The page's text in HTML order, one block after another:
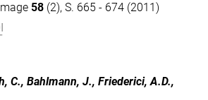
58 (2), S. 665 - 674 (2011)
C., Bahlmann, J., Friederici, A.D.,